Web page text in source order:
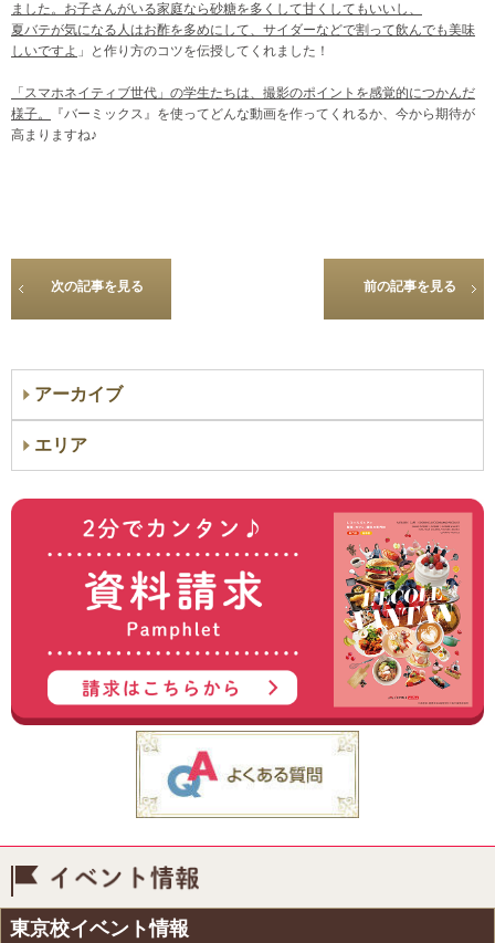
ました。お子さんがいる家庭なら砂糖を多くして甘くしてもいいし、
夏バテが気になる人はお酢を多めにして、サイダーなどで割って飲んでも美味
しいですよ 」と作り方のコツを伝授してくれました！
「スマホネイティブ世代」の学生たちは、撮影のポイントを感覚的につかんだ
様子。
『バーミックス』を使ってどんな動画を作ってくれるか、今から期待が
高まりますね♪
次の記事を見る 前の記事を見る
アーカイブ
エリア
東京校イベント情報